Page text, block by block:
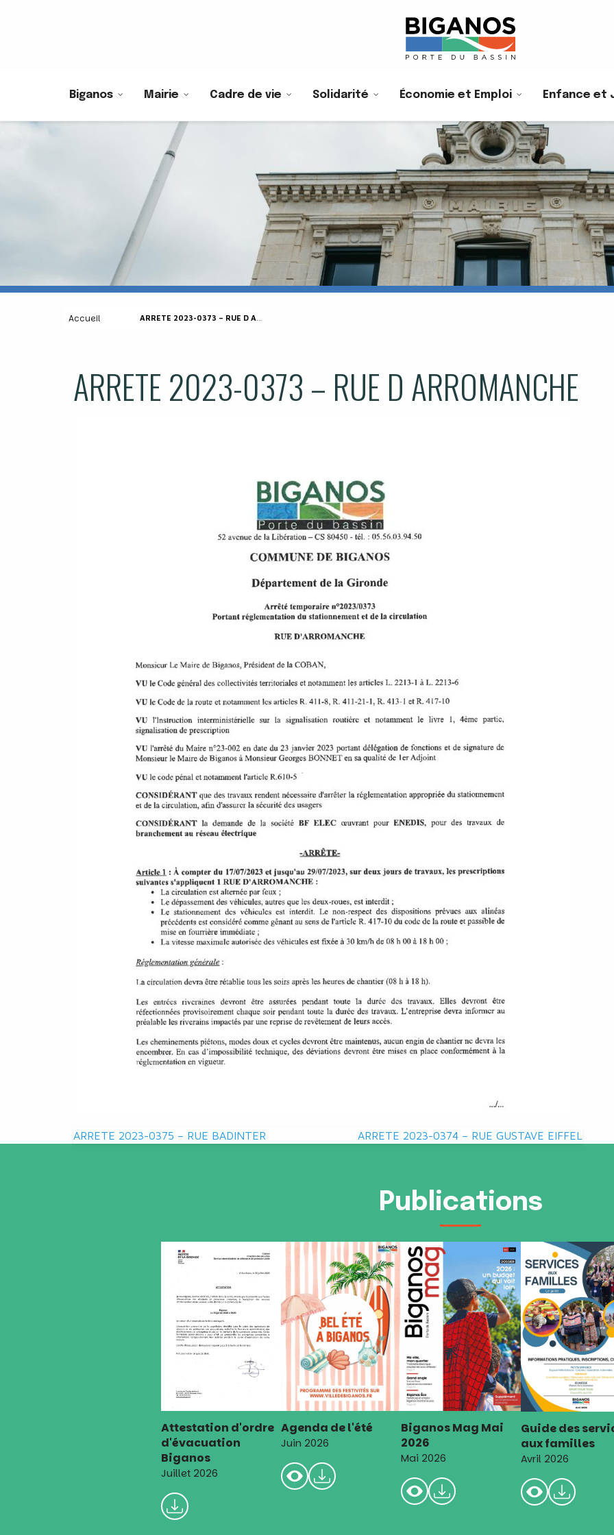
Biganos Mairie Cadre de vie Solidarité Économie et Emploi Enfance et
Accueil ARRETE 2023-0373 – RUE D ARROMANCHE
ARRETE 2023-0373 – RUE D ARROMANCHE
Navigation
ARRETE 2023-0375 – RUE BADINTER ARRETE 2023-0374 – RUE GUSTAVE EIFFEL
Publications
Attestation d'ordre
d'évacuation
Biganos
Juillet 2026
Agenda de l'été
Juin 2026
Biganos Mag Mai
2026
Mai 2026
Guide des
aux familles
Avril 2026